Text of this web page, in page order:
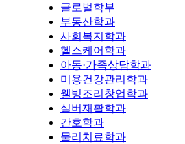
글로벌학부
부동산학과
사회복지학과
헬스케어학과
아동·가족상담학과
미용건강관리학과
웰빙조리창업학과
실버재활학과
간호학과
물리치료학과